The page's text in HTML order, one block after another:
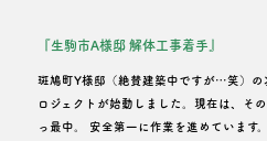
『生駒市A様邸 解体工事着手』
斑鳩町Y様邸（絶賛建築中ですが…笑）
ロジェクトが始動しました。現在は、そ
っ最中。 安全第一に作業を進めています